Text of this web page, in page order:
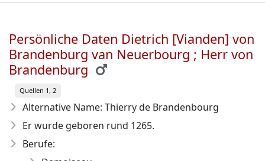
Persönliche Daten Dietrich [Vianden] von
Brandenburg van Neuerbourg ; Herr von
Brandenburg
Quellen 1, 2
Alternative Name: Thierry de Brandenbourg
Er wurde geboren rund 1265.
Berufe: